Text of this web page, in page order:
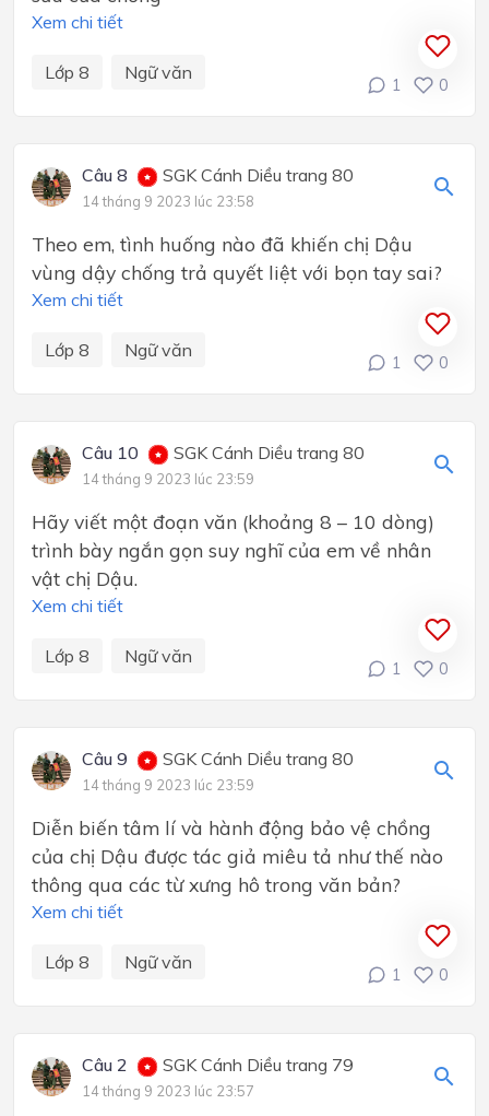
Xem chi tiết
Lớp 8 Ngữ văn
1 0
Câu 8 SGK Cánh Diều trang 80
14 tháng 9 2023 lúc 23:58
Theo em, tình huống nào đã khiến chị Dậu
vùng dậy chống trả quyết liệt với bọn tay sai?
Xem chi tiết
Lớp 8 Ngữ văn
1 0
Câu 10 SGK Cánh Diều trang 80
14 tháng 9 2023 lúc 23:59
Hãy viết một đoạn văn (khoảng 8 – 10 dòng)
trình bày ngắn gọn suy nghĩ của em về nhân
vật chị Dậu.
Xem chi tiết
Lớp 8 Ngữ văn
1 0
Câu 9 SGK Cánh Diều trang 80
14 tháng 9 2023 lúc 23:59
Diễn biến tâm lí và hành động bảo vệ chồng
của chị Dậu được tác giả miêu tả như thế nào
thông qua các từ xưng hô trong văn bản?
Xem chi tiết
Lớp 8 Ngữ văn
1 0
Câu 2 SGK Cánh Diều trang 79
14 tháng 9 2023 lúc 23:57